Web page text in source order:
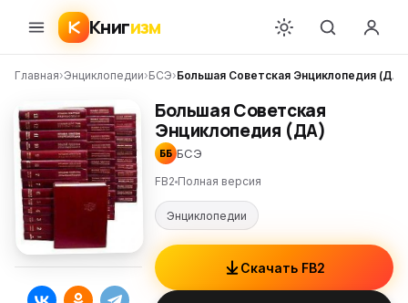
Книгизм
Главная›Энциклопедии›БСЭ›Большая Советская Энциклопедия (ДА)
Большая Советская
Энциклопедия (ДА)
ББ БСЭ
FB2 Полная версия
Энциклопедии
Скачать FB2